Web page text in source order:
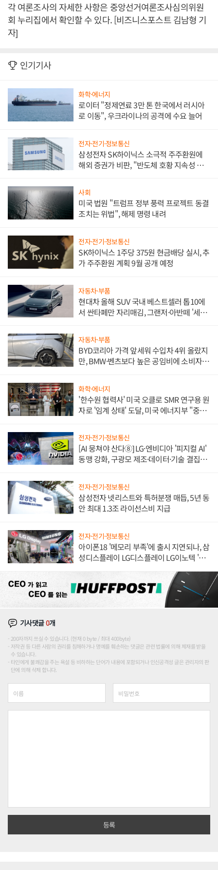
각 여론조사의 자세한 사항은 중앙선거여론조사심의위원
회 누리집에서 확인할 수 있다. [비즈니스포스트 김남형 기
자]
인기기사
화학·에너지
로이터 "정제연료 3만 톤 한국에서 러시아
로 이동", 우크라이나의 공격에 수요 늘어
전자·전기·정보통신
삼성전자 SK하이닉스 소극적 주주환원에
해외 증권가 비판, "반도체 호황 지속성 의
사회
미국 법원 "트럼프 정부 풍력 프로젝트 동결
조치는 위법", 해제 명령 내려
전자·전기·정보통신
SK하이닉스 1주당 375원 현금배당 실시, 추
가 주주환원 계획 9월 공개 예정
자동차·부품
현대차 올해 SUV 국내 베스트셀러 톱10에
서 싼타페만 자리매김, 그랜저·아반떼 '세단
자동차·부품
BYD코리아 가격 앞세워 수입차 4위 올랐지
만, BMW·벤츠보다 높은 공임비에 소비자
화학·에너지
'한수원 협력사' 미국 오클로 SMR 연구용 원
자로 '임계 상태' 도달, 미국 에너지부 "중요
전자·전기·정보통신
[AI 뭉쳐야 산다⑧] LG·엔비디아 '피지컬 AI'
동맹 강화, 구광모 제조·데이터·기술 결집
전자·전기·정보통신
삼성전자 넷리스트와 특허분쟁 매듭, 5년 동
안 최대 1.3조 라이선스비 지급
전자·전기·정보통신
아이폰18 '메모리 부족'에 출시 지연되나, 삼
성디스플레이 LG디스플레이 LG이노텍 '탈
기사댓글0개
200자까지 쓰실 수 있습니다. (현재 0 byte / 최대 400byte)
저작권 등 다른 사람의 권리를 침해하거나 명예를 훼손하는 댓글은 관련 법률에 의해 제재를 받을
수 있습니다.
타인에게 불쾌감을 주는 욕설 등 비하하는 단어가 내용에 포함되거나 인신공격성 글은 관리자의 판
단에 의해 삭제 합니다.